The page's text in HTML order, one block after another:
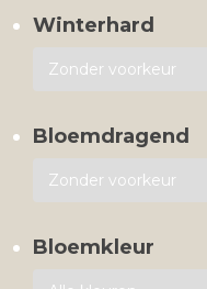
Winterhard
Bloemdragend
Bloemkleur